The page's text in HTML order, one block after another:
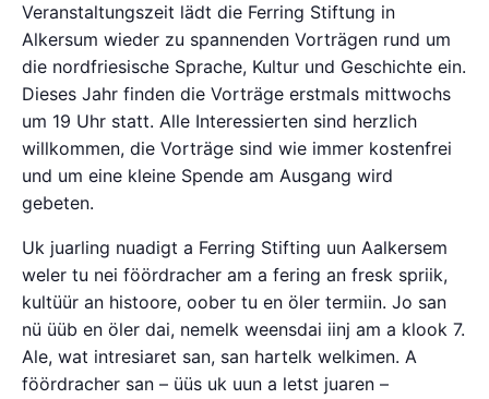
Veranstaltungszeit lädt die Ferring Stiftung in
Alkersum wieder zu spannenden Vorträgen rund um
die nordfriesische Sprache, Kultur und Geschichte ein.
Dieses Jahr finden die Vorträge erstmals mittwochs
um 19 Uhr statt. Alle Interessierten sind herzlich
willkommen, die Vorträge sind wie immer kostenfrei
und um eine kleine Spende am Ausgang wird
gebeten.
Uk juarling nuadigt a Ferring Stifting uun Aalkersem
weler tu nei föördracher am a fering an fresk spriik,
kultüür an histoore, oober tu en öler termiin. Jo san
nü üüb en öler dai, nemelk weensdai iinj am a klook 7.
Ale, wat intresiaret san, san hartelk welkimen. A
föördracher san – üüs uk uun a letst juaren –